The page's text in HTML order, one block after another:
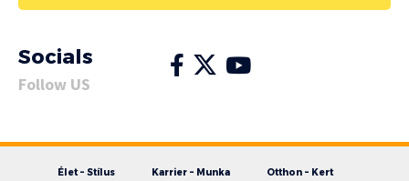
Socials
Follow US
Élet – Stílus Karrier – Munka
Otthon – Kert